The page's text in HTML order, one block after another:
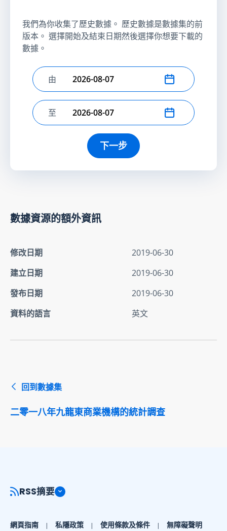
我們為你收集了歷史數據。 歷史數據是數據集的前
版本。 選擇開始及結束日期然後選擇你想要下載的
數據。
選擇開始日期
由
選擇結束日期
至
下一步
數據資源的額外資訊
修改日期
2019-06-30
建立日期
2019-06-30
發布日期
2019-06-30
資料的語言
英文
回到數據集
二零一八年九龍東商業機構的統計調查
RSS摘要
網頁指南 私隱政策 使用條款及條件 無障礙聲明